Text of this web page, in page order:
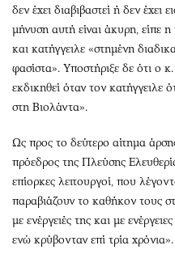
δεν έχει διαβιβαστεί ή δεν έχει
μήνυση αυτή είναι άκυρη, είπε
και κατήγγειλε «στημένη
φασίστα». Υποστήριξε δε ότι ο
εκδικηθεί όταν τον κατήγγειλε
στη Βιολάντα».
Ως προς το δεύτερο αίτημα
πρόεδρος της Πλεύσης
επίορκες λειτουργοί, που
παραβιάζουν το καθήκον τους
με ενέργειές της και με
ενώ κρύβονταν επί τρία χρόνια».